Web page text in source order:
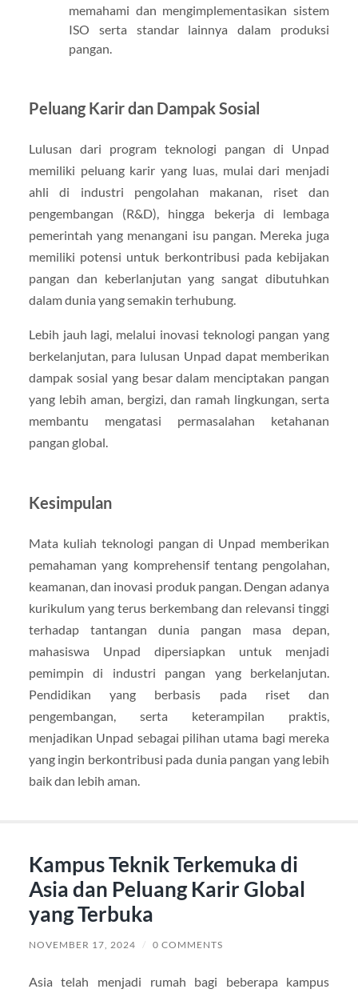
memahami dan mengimplementasikan sistem
ISO serta standar lainnya dalam produksi
pangan.
Peluang Karir dan Dampak Sosial
Lulusan dari program teknologi pangan di Unpad
memiliki peluang karir yang luas, mulai dari menjadi
ahli di industri pengolahan makanan, riset dan
pengembangan (R&D), hingga bekerja di lembaga
pemerintah yang menangani isu pangan. Mereka juga
memiliki potensi untuk berkontribusi pada kebijakan
pangan dan keberlanjutan yang sangat dibutuhkan
dalam dunia yang semakin terhubung.
Lebih jauh lagi, melalui inovasi teknologi pangan yang
berkelanjutan, para lulusan Unpad dapat memberikan
dampak sosial yang besar dalam menciptakan pangan
yang lebih aman, bergizi, dan ramah lingkungan, serta
membantu mengatasi permasalahan ketahanan
pangan global.
Kesimpulan
Mata kuliah teknologi pangan di Unpad memberikan
pemahaman yang komprehensif tentang pengolahan,
keamanan, dan inovasi produk pangan. Dengan adanya
kurikulum yang terus berkembang dan relevansi tinggi
terhadap tantangan dunia pangan masa depan,
mahasiswa Unpad dipersiapkan untuk menjadi
pemimpin di industri pangan yang berkelanjutan.
Pendidikan yang berbasis pada riset dan
pengembangan, serta keterampilan praktis,
menjadikan Unpad sebagai pilihan utama bagi mereka
yang ingin berkontribusi pada dunia pangan yang lebih
baik dan lebih aman.
Kampus Teknik Terkemuka di
Asia dan Peluang Karir Global
yang Terbuka
NOVEMBER 17, 2024 / 0 COMMENTS
Asia telah menjadi rumah bagi beberapa kampus